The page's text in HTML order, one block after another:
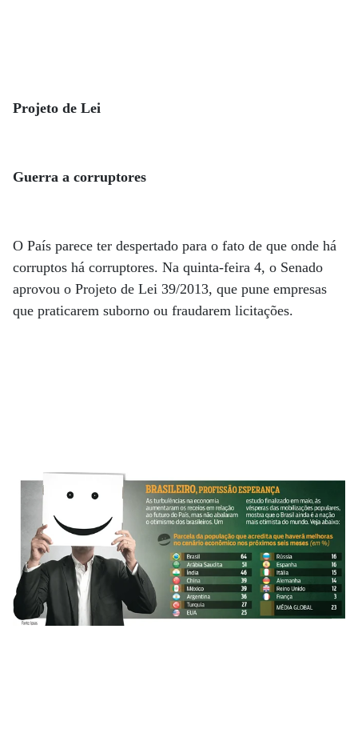
Projeto de Lei
Guerra a corruptores
O País parece ter despertado para o fato de que onde há
corruptos há corruptores. Na quinta-feira 4, o Senado
aprovou o Projeto de Lei 39/2013, que pune empresas
que praticarem suborno ou fraudarem licitações.